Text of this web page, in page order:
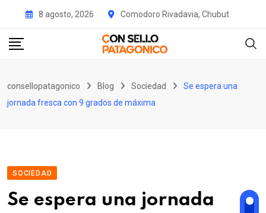
content
8 agosto, 2026 Comodoro Rivadavia, Chubut
consellopatagonico Blog Sociedad
Se espera una
jornada fresca con 9 grados de máxima
SOCIEDAD
Se espera una jornada